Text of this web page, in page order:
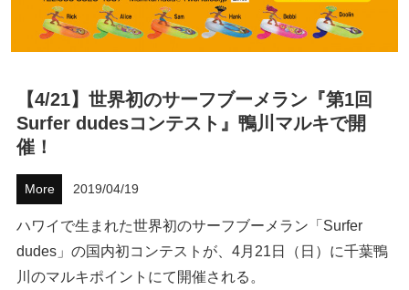
【4/21】世界初のサーフブーメラン『第1回
Surfer dudesコンテスト』鴨川マルキで開
催！
More 2019/04/19
ハワイで生まれた世界初のサーフブーメラン「Surfer
dudes」の国内初コンテストが、4月21日（日）に千葉鴨
川のマルキポイントにて開催される。
イベント・リリース